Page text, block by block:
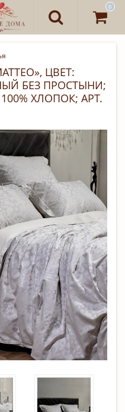
0
ЦВЕТ:
БЕЗ ПРОСТЫНИ;
ХЛОПОК; АРТ.